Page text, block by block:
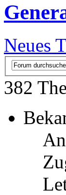
Neues
382